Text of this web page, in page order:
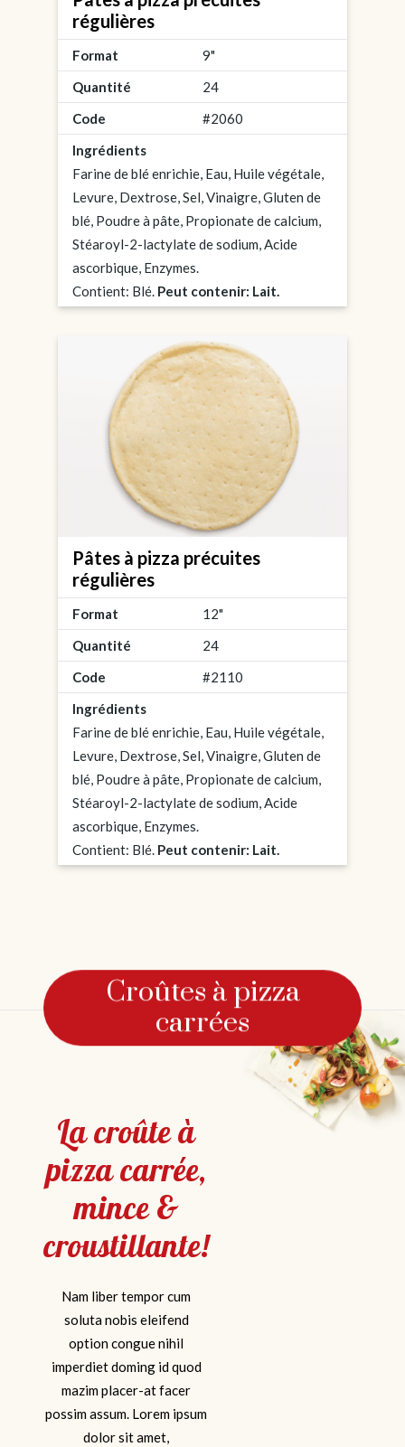
régulières
Format
9"
Quantité
24
Code
#2060
Ingrédients
Farine de blé enrichie, Eau, Huile végétale,
Levure, Dextrose, Sel, Vinaigre, Gluten de
blé, Poudre à pâte, Propionate de calcium,
Stéaroyl-2-lactylate de sodium, Acide
ascorbique, Enzymes.
Contient: Blé. Peut contenir: Lait.
Pâtes à pizza précuites
régulières
Format
12"
Quantité
24
Code
#2110
Ingrédients
Farine de blé enrichie, Eau, Huile végétale,
Levure, Dextrose, Sel, Vinaigre, Gluten de
blé, Poudre à pâte, Propionate de calcium,
Stéaroyl-2-lactylate de sodium, Acide
ascorbique, Enzymes.
Contient: Blé. Peut contenir: Lait.
Croûtes à pizza
carrées
La croûte à
pizza carrée,
mince &
croustillante!
Nam liber tempor cum
soluta nobis eleifend
option congue nihil
imperdiet doming id quod
mazim placer-at facer
possim assum. Lorem ipsum
dolor sit amet,